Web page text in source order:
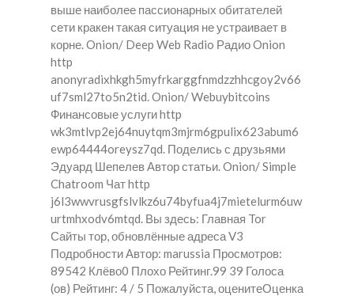
выше наиболее пассионарных обитателей
сети кракен такая ситуация не устраивает в
корне. Onion/ Deep Web Radio Радио Onion
http
anonyradixhkgh5myfrkarggfnmdzzhhcgoy2v66
uf7sml27to5n2tid. Onion/ Webuybitcoins
Финансовые услуги http
wk3mtlvp2ej64nuytqm3mjrm6gpulix623abum6
ewp64444oreysz7qd. Поделись с друзьями
Эдуард Шепелев Автор статьи. Onion/ Simple
Chatroom Чат http
j6l3wwvrusgfslvlkz6u74byfua4j7mietelurm6uw
urtmhxodv6mtqd. Вы здесь: Главная Tor
Сайты тор, обновлённые адреса V3
Подробности Автор: marussia Просмотров:
89542 Клёво0 Плохо Рейтинг.99 39 Голоса
(ов) Рейтинг: 4 / 5 Пожалуйста, оценитеОценка